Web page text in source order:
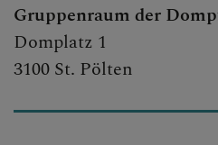
DOM
Gruppenraum der
Domplatz 1
3100 St. Pölten